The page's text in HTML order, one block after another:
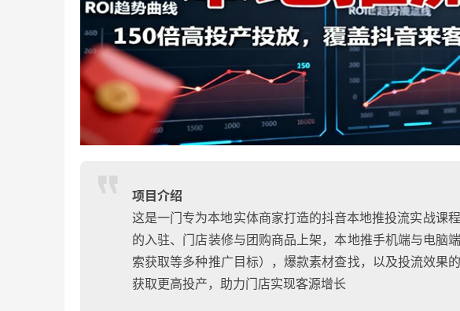
项目介绍
这是一门专为本地实体商家打造的抖音本地推投流实战课
的入驻、门店装修与团购商品上架，本地推手机端与电脑
索获取等多种推广目标），爆款素材查找，以及投流效果
获取更高投产，助力门店实现客源增长